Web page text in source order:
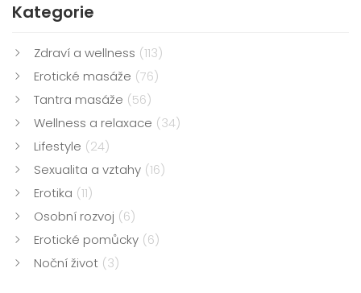
Kategorie
Zdraví a wellness (113)
Erotické masáže (76)
Tantra masáže (56)
Wellness a relaxace (34)
Lifestyle (24)
Sexualita a vztahy (16)
Erotika (11)
Osobní rozvoj (6)
Erotické pomůcky (6)
Noční život (3)